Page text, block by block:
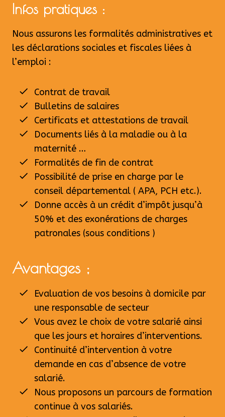
Infos pratiques :
Nous assurons les formalités administratives et
les déclarations sociales et fiscales liées à
l’emploi :
Contrat de travail
Bulletins de salaires
Certificats et attestations de travail
Documents liés à la maladie ou à la
maternité …
Formalités de fin de contrat
Possibilité de prise en charge par le
conseil départemental ( APA, PCH etc.).
Donne accès à un crédit d’impôt jusqu’à
50% et des exonérations de charges
patronales (sous conditions )
Avantages ;
Evaluation de vos besoins à domicile par
une responsable de secteur
Vous avez le choix de votre salarié ainsi
que les jours et horaires d’interventions.
Continuité d’intervention à votre
demande en cas d’absence de votre
salarié.
Nous proposons un parcours de formation
continue à vos salariés.